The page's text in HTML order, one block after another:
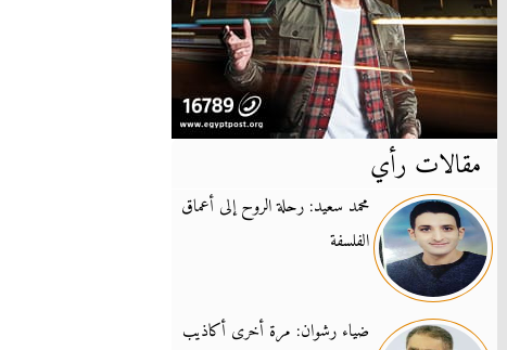
مقالات رأي
محمد سعيد: رحلة الروح إلى أعماق
الفلسفة
ضياء رشوان: مرة أخرى أكاذيب